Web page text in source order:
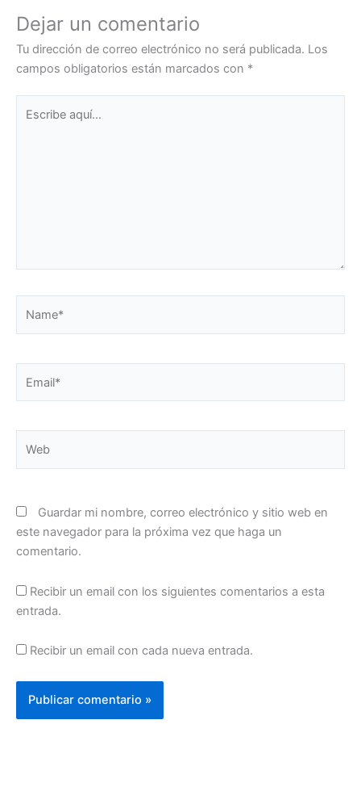
Dejar un comentario
Tu dirección de correo electrónico no será publicada. Los
campos obligatorios están marcados con *
Guardar mi nombre, correo electrónico y sitio web en
este navegador para la próxima vez que haga un
comentario.
Recibir un email con los siguientes comentarios a esta
entrada.
Recibir un email con cada nueva entrada.